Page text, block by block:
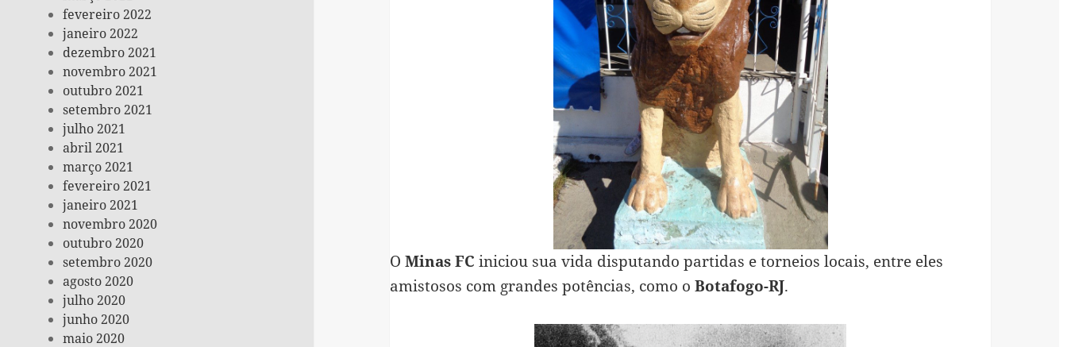
fevereiro 2022
janeiro 2022
dezembro 2021
novembro 2021
outubro 2021
setembro 2021
julho 2021
abril 2021
março 2021
fevereiro 2021
janeiro 2021
novembro 2020
outubro 2020
setembro 2020
agosto 2020
julho 2020
junho 2020
maio 2020
O Minas FC iniciou sua vida disputando partidas e torneios locais, entre eles
amistosos com grandes potências, como o Botafogo-RJ.